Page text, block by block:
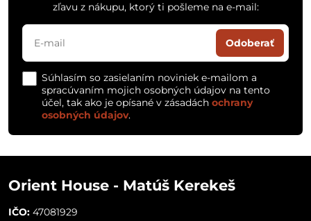
zľavu z nákupu, ktorý ti pošleme na e-mail:
Odoberať
Súhlasím so zasielaním noviniek e-mailom a
spracúvaním mojich osobných údajov na tento
účel, tak ako je opísané v zásadách ochrany
osobných údajov.
Orient House - Matúš Kerekeš
IČO: 47081929